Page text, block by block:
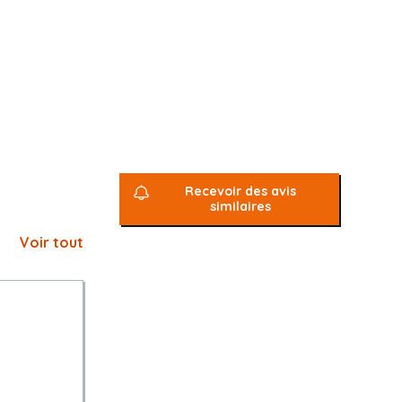
sur
7 à L. 2141-
l'un des
aux
Voir tout
Recevoir des avis
similaires